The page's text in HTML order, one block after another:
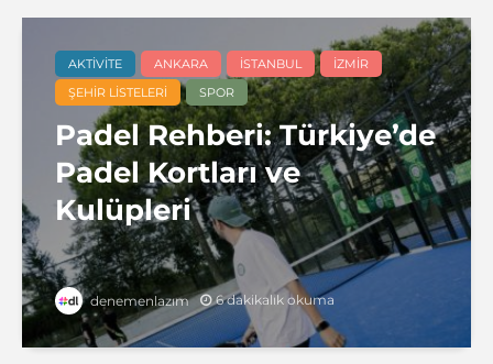
AKTIVITE ANKARA İSTANBUL
İZMIR
ŞEHIR LISTELERI
SPOR
Padel Rehberi: Türkiye’de
Padel Kortları ve
Kulüpleri
denemenlazım 6 dakikalık okuma